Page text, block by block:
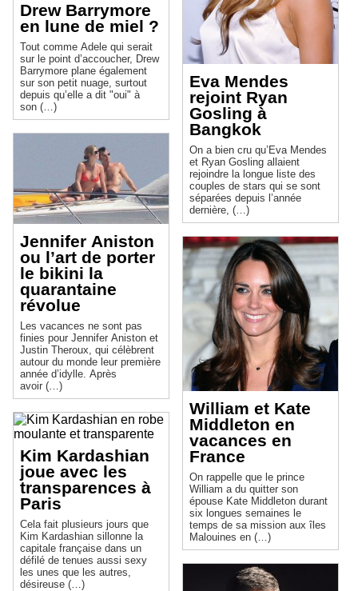
Drew Barrymore
en lune de miel ?
Tout comme Adele qui serait
sur le point d’accoucher, Drew
Barrymore plane également
sur son petit nuage, surtout
depuis qu’elle a dit "oui" à
son (…)
Jennifer Aniston
ou l’art de porter
le bikini la
quarantaine
révolue
Les vacances ne sont pas
finies pour Jennifer Aniston et
Justin Theroux, qui célèbrent
autour du monde leur première
année d’idylle. Après
avoir (…)
Kim Kardashian
joue avec les
transparences à
Paris
Cela fait plusieurs jours que
Kim Kardashian sillonne la
capitale française dans un
défilé de tenues aussi sexy
les unes que les autres,
désireuse (…)
Eva Mendes
rejoint Ryan
Gosling à
Bangkok
On a bien cru qu’Eva Mendes
et Ryan Gosling allaient
rejoindre la longue liste des
couples de stars qui se sont
séparées depuis l’année
dernière, (…)
William et Kate
Middleton en
vacances en
France
On rappelle que le prince
William a du quitter son
épouse Kate Middleton durant
six longues semaines le
temps de sa mission aux îles
Malouines en (…)